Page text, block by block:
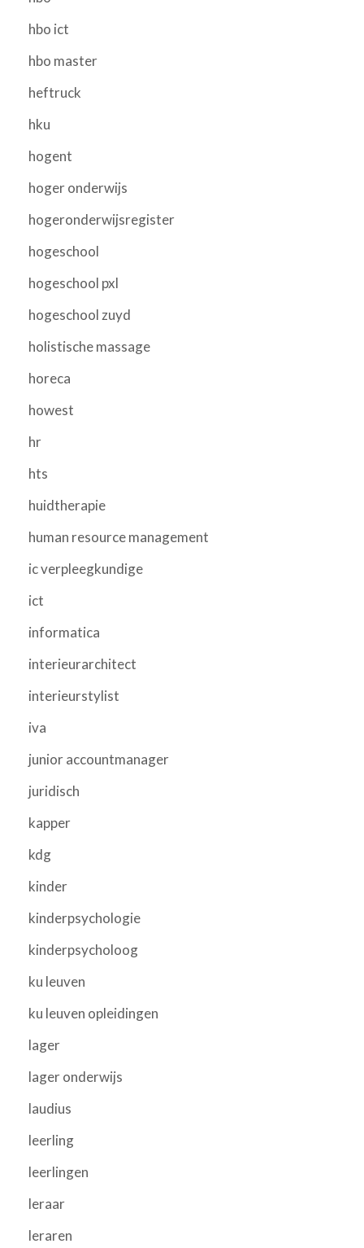
hbo ict
hbo master
heftruck
hku
hogent
hoger onderwijs
hogeronderwijsregister
hogeschool
hogeschool pxl
hogeschool zuyd
holistische massage
horeca
howest
hr
hts
huidtherapie
human resource management
ic verpleegkundige
ict
informatica
interieurarchitect
interieurstylist
iva
junior accountmanager
juridisch
kapper
kdg
kinder
kinderpsychologie
kinderpsycholoog
ku leuven
ku leuven opleidingen
lager
lager onderwijs
laudius
leerling
leerlingen
leraar
leraren